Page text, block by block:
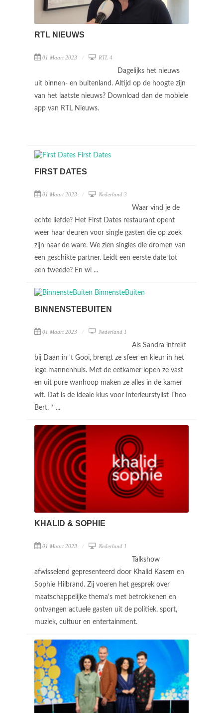
RTL NIEUWS
01 Maart 2023 RTL 4
Dagelijks het nieuws
uit binnen- en buitenland. Altijd op de hoogte zijn
van het laatste nieuws? Download dan de mobiele
app van RTL Nieuws.
FIRST DATES
01 Maart 2023 Nederland 3
Waar vind je de
echte liefde? Het First Dates restaurant opent
weer haar deuren voor single gasten die op zoek
zijn naar de ware. We zien singles die dromen van
een geschikte partner. Leidt een eerste date tot
een tweede? En wi ...
BINNENSTEBUITEN
01 Maart 2023 Nederland 1
Als Sandra intrekt
bij Daan in 't Gooi, brengt ze sfeer en kleur in het
lege mannenhuis. Met de eetkamer lopen ze vast
en uit pure wanhoop maken ze alles in de kamer
wit. Dat is de ideale klus voor interieurstylist Theo-
Bert. * ...
KHALID & SOPHIE
01 Maart 2023 Nederland 1
Talkshow
afwisselend gepresenteerd door Khalid Kasem en
Sophie Hilbrand. Zij voeren het gesprek over
maatschappelijke thema's met betrokkenen en
ontvangen actuele gasten uit de politiek, sport,
muziek, cultuur en entertainment.